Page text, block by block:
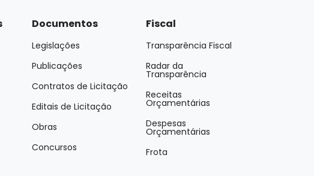
Documentos
Legislações
Publicações
Contratos de Licitação
Editais de Licitação
Obras
Concursos
Fiscal
Transparência Fiscal
Radar da
Transparência
Receitas
Orçamentárias
Despesas
Orçamentárias
Frota